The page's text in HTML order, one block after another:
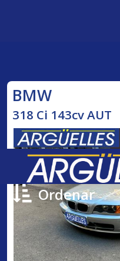
Ordenar
BMW
318 Ci 143cv AUT